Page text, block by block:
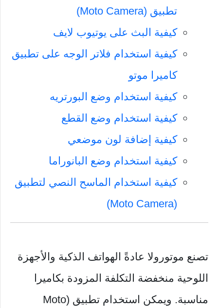
تطبيق (Moto Camera)
كيفية البث على يوتيوب لايف
كيفية استخدام فلاتر الوجه على تطبيق
كاميرا موتو
كيفية استخدام وضع البورتريه
كيفية استخدام وضع القطع
كيفية إضافة لون موضعي
كيفية استخدام وضع البانوراما
كيفية استخدام الماسح النصي لتطبيق
(Moto Camera)
تصنع موتورولا عادةً الهواتف الذكية والأجهزة
اللوحية منخفضة التكلفة المزودة بكاميرا
مناسبة. ويمكن استخدام تطبيق (Moto